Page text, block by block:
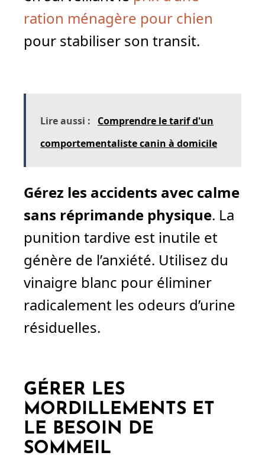
ration ménagère pour chien
pour stabiliser son transit.
Lire aussi :
Comprendre le tarif d'un
comportementaliste canin à domicile
Gérez les accidents avec calme
sans réprimande physique. La
punition tardive est inutile et
génère de l’anxiété. Utilisez du
vinaigre blanc pour éliminer
radicalement les odeurs d’urine
résiduelles.
GÉRER LES
MORDILLEMENTS ET
LE BESOIN DE
SOMMEIL